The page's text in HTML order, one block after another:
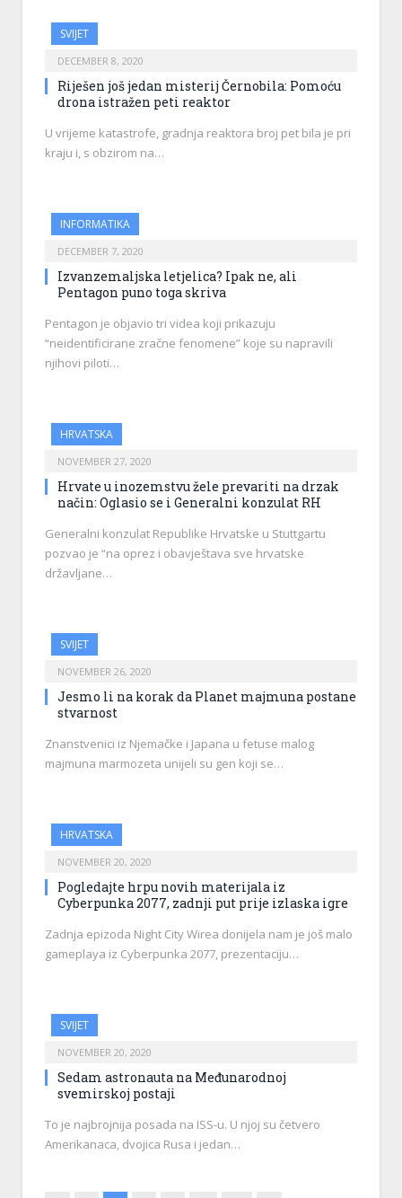
SVIJET
DECEMBER 8, 2020
Riješen još jedan misterij Černobila: Pomoću
drona istražen peti reaktor
U vrijeme katastrofe, gradnja reaktora broj pet bila je pri
kraju i, s obzirom na…
INFORMATIKA
DECEMBER 7, 2020
Izvanzemaljska letjelica? Ipak ne, ali
Pentagon puno toga skriva
Pentagon je objavio tri videa koji prikazuju
“neidentificirane zračne fenomene” koje su napravili
njihovi piloti…
HRVATSKA
NOVEMBER 27, 2020
Hrvate u inozemstvu žele prevariti na drzak
način: Oglasio se i Generalni konzulat RH
Generalni konzulat Republike Hrvatske u Stuttgartu
pozvao je “na oprez i obavještava sve hrvatske
državljane…
SVIJET
NOVEMBER 26, 2020
Jesmo li na korak da Planet majmuna postane
stvarnost
Znanstvenici iz Njemačke i Japana u fetuse malog
majmuna marmozeta unijeli su gen koji se…
HRVATSKA
NOVEMBER 20, 2020
Pogledajte hrpu novih materijala iz
Cyberpunka 2077, zadnji put prije izlaska igre
Zadnja epizoda Night City Wirea donijela nam je još malo
gameplaya iz Cyberpunka 2077, prezentaciju…
SVIJET
NOVEMBER 20, 2020
Sedam astronauta na Međunarodnoj
svemirskoj postaji
To je najbrojnija posada na ISS-u. U njoj su četvero
Amerikanaca, dvojica Rusa i jedan…